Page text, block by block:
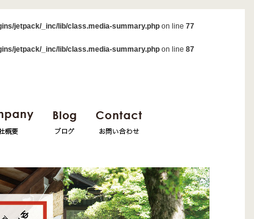
jetpack/_inc/lib/class.media-summary.php on line 77
jetpack/_inc/lib/class.media-summary.php on line 87